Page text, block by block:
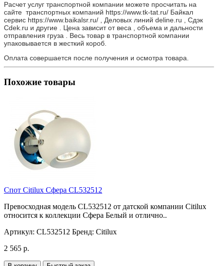
Расчет услуг транспортной компании можете просчитать на
сайте транспортных компаний https://www.tk-tat.ru/ Байкал
сервис https://www.baikalsr.ru/ , Деловых линий deline.ru , Сдэк
Cdek.ru и другие . Цена зависит от веса , объема и дальности
отправления груза . Весь товар в транспортной компании
упаковывается в жесткий короб.
Оплата совершается после получения и осмотра товара.
Похожие товары
Спот Citilux Сфера CL532512
Превосходная модель CL532512 от датской компании Citilux
относится к коллекции Сфера Белый и отлично..
Артикул: CL532512 Бренд: Citilux
2 565 р.